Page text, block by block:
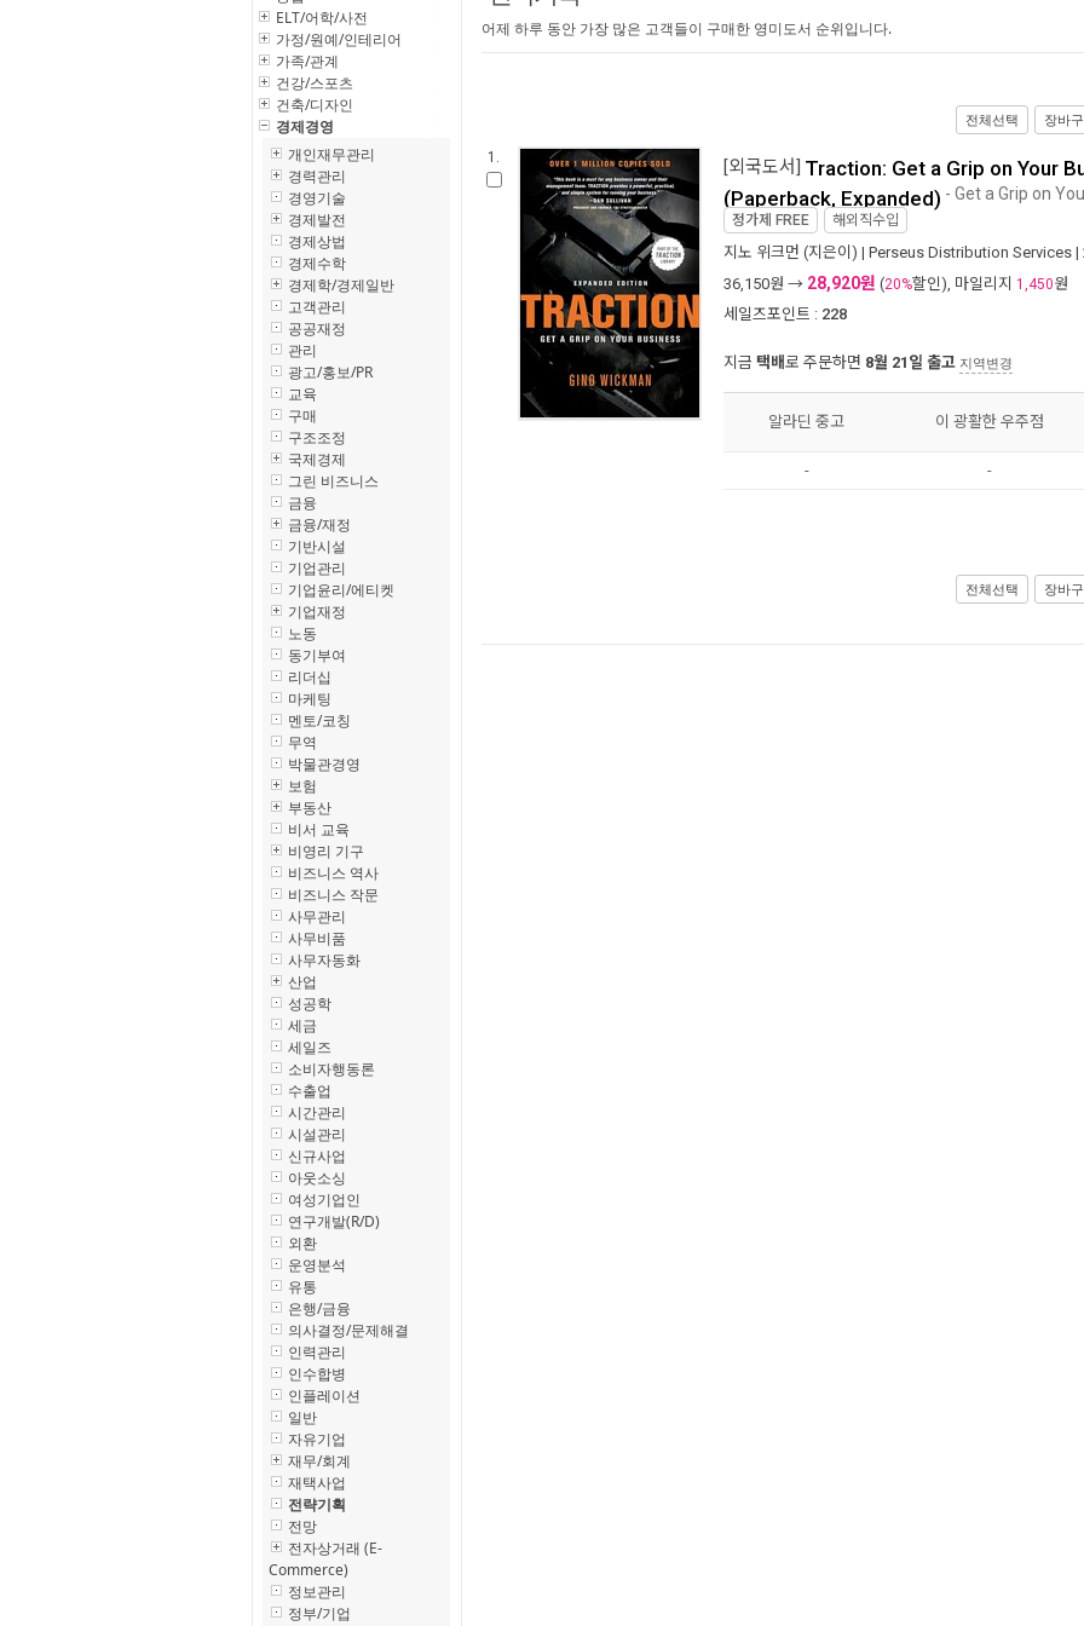
ELT/어학/사전
가정/원예/인테리어
가족/관계
건강/스포츠
건축/디자인
경제경영
개인재무관리
경력관리
경영기술
경제발전
경제상법
경제수학
경제학/경제일반
고객관리
공공재정
관리
광고/홍보/PR
교육
구매
구조조정
국제경제
그린 비즈니스
금융
금융/재정
기반시설
기업관리
기업윤리/에티켓
기업재정
노동
동기부여
리더십
마케팅
멘토/코칭
무역
박물관경영
보험
부동산
비서 교육
비영리 기구
비즈니스 역사
비즈니스 작문
사무관리
사무비품
사무자동화
산업
성공학
세금
세일즈
소비자행동론
수출업
시간관리
시설관리
신규사업
아웃소싱
여성기업인
연구개발(R/D)
외환
운영분석
유통
은행/금융
의사결정/문제해결
인력관리
인수합병
인플레이션
일반
자유기업
재무/회계
재택사업
전략기획
전망
전자상거래 (E-
Commerce)
정보관리
정부/기업
어제 하루 동안 가장 많은 고객들이 구매한 영미도서 순위입니다.
전체선택 장바
1. [외국도서] Traction: Get a Grip on Your
(Paperback, Expanded) - Get a Grip on
정가제 FREE 해외직수입
지노 위크먼 (지은이) | Perseus Distribution Services |
36,150원 → 28,920원 (20%할인), 마일리지 1,450원
세일즈포인트 : 228
지금 택배로 주문하면 8월 21일 출고 지역변경
알라딘 중고 이 광활한 우주점
- -
전체선택 장바